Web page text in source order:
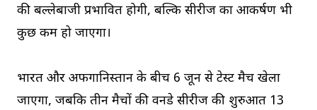
की बल्लेबाजी प्रभावित होगी, बल्कि सीरीज का आकर्षण भी
कुछ कम हो जाएगा।
भारत और अफगानिस्तान के बीच 6 जून से टेस्ट मैच खेला
जाएगा, जबकि तीन मैचों की वनडे सीरीज की शुरुआत 13